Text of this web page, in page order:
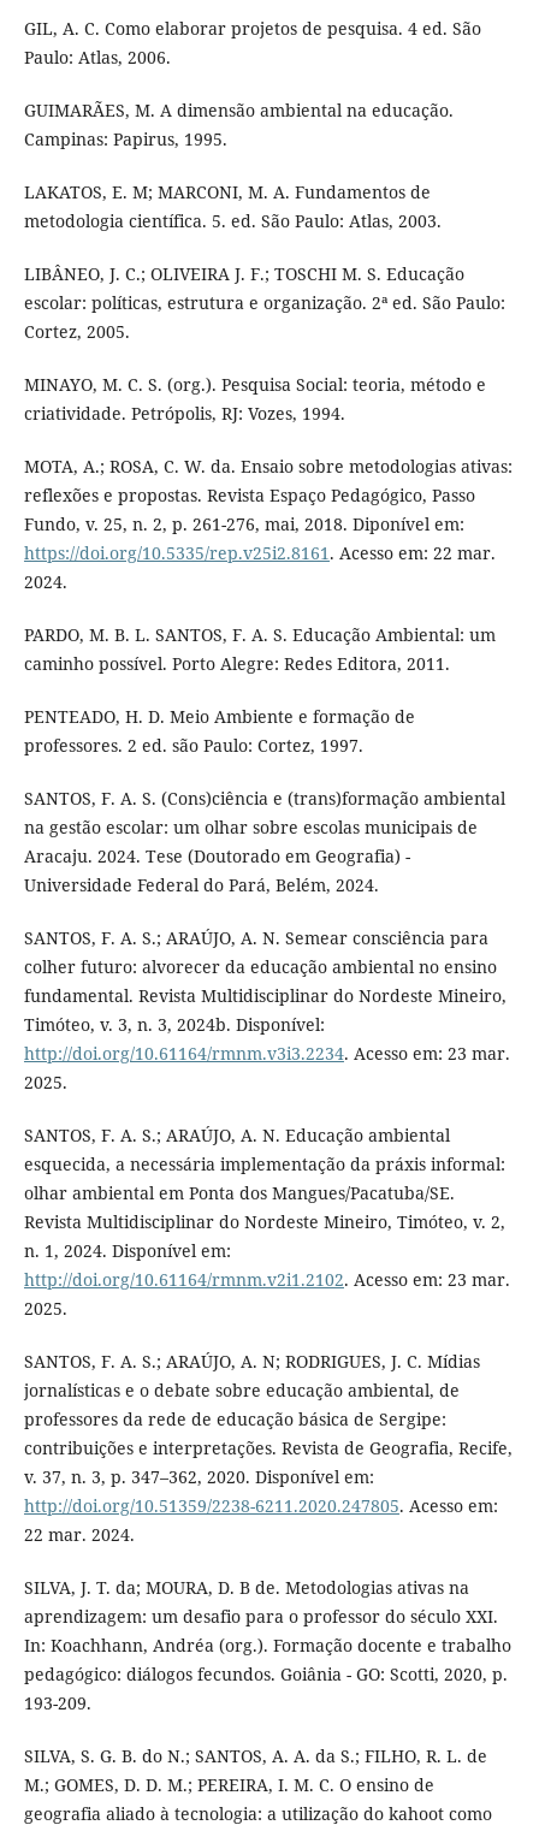
GIL, A. C. Como elaborar projetos de pesquisa. 4 ed. São
Paulo: Atlas, 2006.
GUIMARÃES, M. A dimensão ambiental na educação.
Campinas: Papirus, 1995.
LAKATOS, E. M; MARCONI, M. A. Fundamentos de
metodologia científica. 5. ed. São Paulo: Atlas, 2003.
LIBÂNEO, J. C.; OLIVEIRA J. F.; TOSCHI M. S. Educação
escolar: políticas, estrutura e organização. 2ª ed. São Paulo:
Cortez, 2005.
MINAYO, M. C. S. (org.). Pesquisa Social: teoria, método e
criatividade. Petrópolis, RJ: Vozes, 1994.
MOTA, A.; ROSA, C. W. da. Ensaio sobre metodologias ativas:
reflexões e propostas. Revista Espaço Pedagógico, Passo
Fundo, v. 25, n. 2, p. 261-276, mai, 2018. Diponível em:
https://doi.org/10.5335/rep.v25i2.8161. Acesso em: 22 mar.
2024.
PARDO, M. B. L. SANTOS, F. A. S. Educação Ambiental: um
caminho possível. Porto Alegre: Redes Editora, 2011.
PENTEADO, H. D. Meio Ambiente e formação de
professores. 2 ed. são Paulo: Cortez, 1997.
SANTOS, F. A. S. (Cons)ciência e (trans)formação ambiental
na gestão escolar: um olhar sobre escolas municipais de
Aracaju. 2024. Tese (Doutorado em Geografia) -
Universidade Federal do Pará, Belém, 2024.
SANTOS, F. A. S.; ARAÚJO, A. N. Semear consciência para
colher futuro: alvorecer da educação ambiental no ensino
fundamental. Revista Multidisciplinar do Nordeste Mineiro,
Timóteo, v. 3, n. 3, 2024b. Disponível:
http://doi.org/10.61164/rmnm.v3i3.2234. Acesso em: 23 mar.
2025.
SANTOS, F. A. S.; ARAÚJO, A. N. Educação ambiental
esquecida, a necessária implementação da práxis informal:
olhar ambiental em Ponta dos Mangues/Pacatuba/SE.
Revista Multidisciplinar do Nordeste Mineiro, Timóteo, v. 2,
n. 1, 2024. Disponível em:
http://doi.org/10.61164/rmnm.v2i1.2102. Acesso em: 23 mar.
2025.
SANTOS, F. A. S.; ARAÚJO, A. N; RODRIGUES, J. C. Mídias
jornalísticas e o debate sobre educação ambiental, de
professores da rede de educação básica de Sergipe:
contribuições e interpretações. Revista de Geografia, Recife,
v. 37, n. 3, p. 347–362, 2020. Disponível em:
http://doi.org/10.51359/2238-6211.2020.247805. Acesso em:
22 mar. 2024.
SILVA, J. T. da; MOURA, D. B de. Metodologias ativas na
aprendizagem: um desafio para o professor do século XXI.
In: Koachhann, Andréa (org.). Formação docente e trabalho
pedagógico: diálogos fecundos. Goiânia - GO: Scotti, 2020, p.
193-209.
SILVA, S. G. B. do N.; SANTOS, A. A. da S.; FILHO, R. L. de
M.; GOMES, D. D. M.; PEREIRA, I. M. C. O ensino de
geografia aliado à tecnologia: a utilização do kahoot como